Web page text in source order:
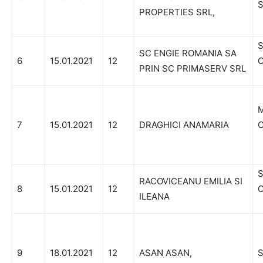
PROPERTIES SRL,
6 15.01.2021 12
SC ENGIE ROMANIA SA
PRIN SC PRIMASERV SRL
7 15.01.2021 12 DRAGHICI ANAMARIA
8 15.01.2021 12
RACOVICEANU EMILIA SI
ILEANA
9 18.01.2021 12 ASAN ASAN,